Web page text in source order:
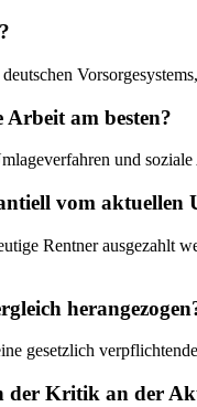
Arbeit am besten?
und soziale
vom aktuellen
Rentner ausgezahlt
gesetzlich
der Kritik an der